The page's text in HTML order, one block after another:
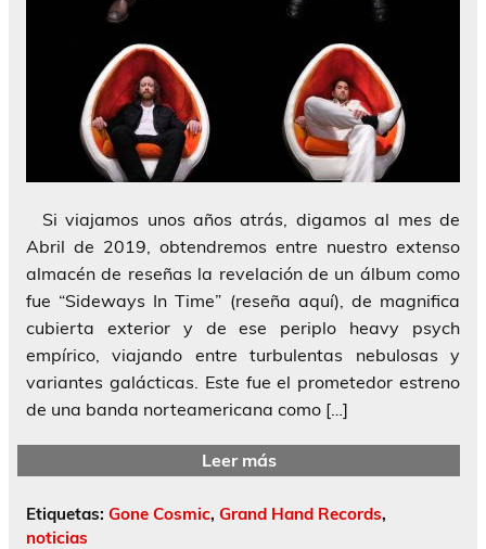
Si viajamos unos años atrás, digamos al mes de
Abril de 2019, obtendremos entre nuestro extenso
almacén de reseñas la revelación de un álbum como
fue “Sideways In Time” (reseña aquí), de magnifica
cubierta exterior y de ese periplo heavy psych
empírico, viajando entre turbulentas nebulosas y
variantes galácticas. Este fue el prometedor estreno
de una banda norteamericana como […]
Leer más
Etiquetas: Gone Cosmic, Grand Hand Records,
noticias